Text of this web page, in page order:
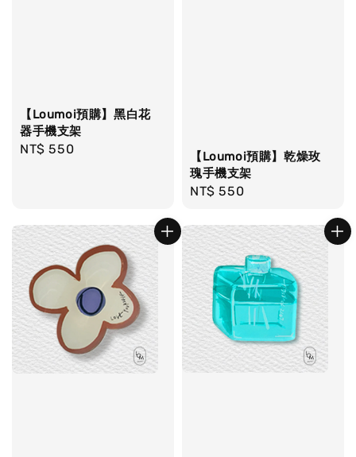
【Loumoi預購】黑白花
器手機支架
Regular
NT$ 550
【Loumoi預購】乾燥玫
瑰手機支架
Regular
NT$ 550